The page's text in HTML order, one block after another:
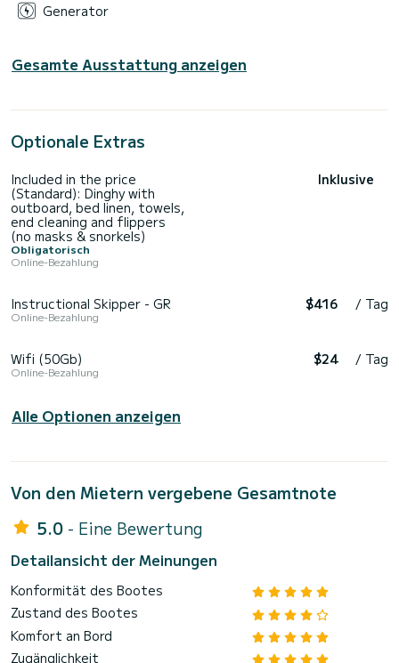
Generator
Gesamte Ausstattung anzeigen
Optionale Extras
Included in the price
(Standard): Dinghy with
outboard, bed linen, towels,
end cleaning and flippers
(no masks & snorkels)
Obligatorisch
Online-Bezahlung
Inklusive
Instructional Skipper - GR
Online-Bezahlung
$416 / Tag
Wifi (50Gb)
Online-Bezahlung
$24 / Tag
Alle Optionen anzeigen
Von den Mietern vergebene Gesamtnote
5.0 - Eine Bewertung
Detailansicht der Meinungen
Konformität des Bootes
Zustand des Bootes
Komfort an Bord
Zugänglichkeit